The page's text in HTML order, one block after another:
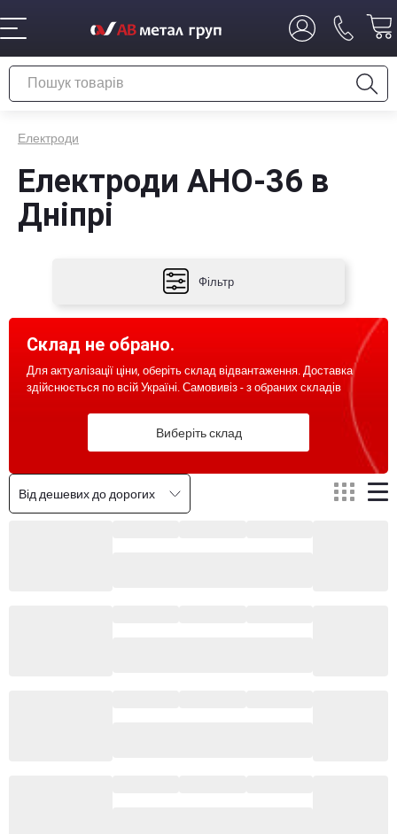
Електроди
Електроди АНО-36 в
Дніпрі
Фільтр
Склад не обрано.
Для актуалізації ціни, оберіть склад відвантаження. Доставка
здійснюється по всій Україні. Самовивіз - з обраних складів
Виберіть склад
Від дешевих до дорогих